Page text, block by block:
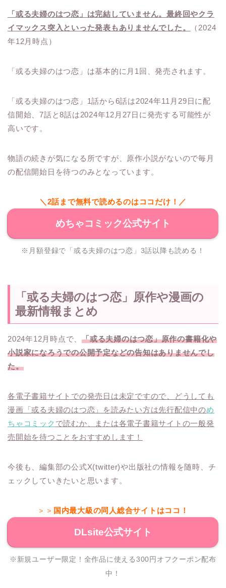
「或る夫婦のはつ恋」は完結していません。最終回やクラ
イマックス突入といった発表もありませんでした。
（2024
年12月時点）
「或る夫婦のはつ恋」は基本的に月1回、発売されます。
「或る夫婦のはつ恋」1話から6話は2024年11月29日に配
信開始、7話と8話は2024年12月27日に発売する可能性が
高いです。
物語の続きが気になる所ですが、原作小説がないので毎月
の配信開始日を待つのみとなっています。
＼2話まで無料で読めるのはココだけ！／
めちゃコミック公式サイト
※月額登録で「或る夫婦のはつ恋」3話以降も読める！
「或る夫婦のはつ恋」原作や漫画の
最新情報まとめ
2024年12月時点で、「或る夫婦のはつ恋」原作の書籍化や
小説家になろうでの公開予定などの告知はありませんでし
た。
各電子書籍サイトでの発売日は未定ですので、どうしても
漫画「或る夫婦のはつ恋」を読みたい方は先行配信中のめ
ちゃコミック で読むか、または各電子書籍サイトの一般発
売開始を待つことをおすすめします！
今後も、編集部の公式X(twitter)や出版社の情報を随時、チ
ェックしていきたいと思います。
＞＞ 国内最大級の同人総合サイトはココ！
DLsite公式サイト
※新規ユーザー限定！全作品に使える300円オフクーポン配布
中！